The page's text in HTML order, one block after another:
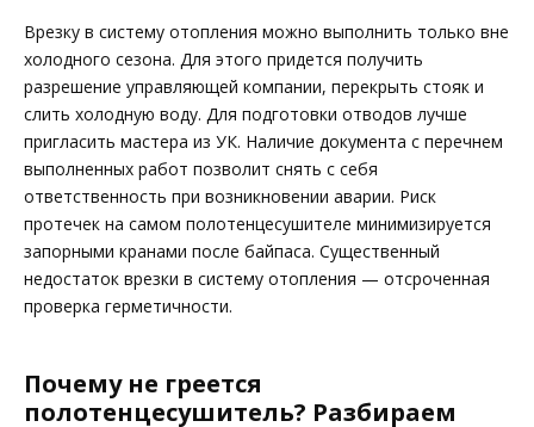
Врезку в систему отопления можно выполнить только вне
холодного сезона. Для этого придется получить
разрешение управляющей компании, перекрыть стояк и
слить холодную воду. Для подготовки отводов лучше
пригласить мастера из УК. Наличие документа с перечнем
выполненных работ позволит снять с себя
ответственность при возникновении аварии. Риск
протечек на самом полотенцесушителе минимизируется
запорными кранами после байпаса. Существенный
недостаток врезки в систему отопления — отсроченная
проверка герметичности.
Почему не греется
полотенцесушитель? Разбираем